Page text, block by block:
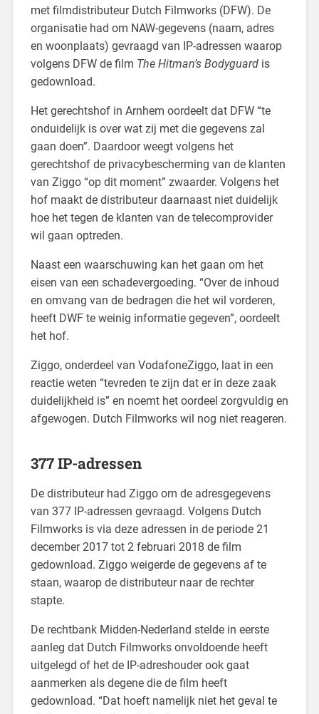
met filmdistributeur Dutch Filmworks (DFW). De
organisatie had om NAW-gegevens (naam, adres
en woonplaats) gevraagd van IP-adressen waarop
volgens DFW de film The Hitman’s Bodyguard is
gedownload.
Het gerechtshof in Arnhem oordeelt dat DFW “te
onduidelijk is over wat zij met die gegevens zal
gaan doen”. Daardoor weegt volgens het
gerechtshof de privacybescherming van de klanten
van Ziggo “op dit moment” zwaarder. Volgens het
hof maakt de distributeur daarnaast niet duidelijk
hoe het tegen de klanten van de telecomprovider
wil gaan optreden.
Naast een waarschuwing kan het gaan om het
eisen van een schadevergoeding. “Over de inhoud
en omvang van de bedragen die het wil vorderen,
heeft DWF te weinig informatie gegeven”, oordeelt
het hof.
Ziggo, onderdeel van VodafoneZiggo, laat in een
reactie weten “tevreden te zijn dat er in deze zaak
duidelijkheid is” en noemt het oordeel zorgvuldig en
afgewogen. Dutch Filmworks wil nog niet reageren.
377 IP-adressen
De distributeur had Ziggo om de adresgegevens
van 377 IP-adressen gevraagd. Volgens Dutch
Filmworks is via deze adressen in de periode 21
december 2017 tot 2 februari 2018 de film
gedownload. Ziggo weigerde de gegevens af te
staan, waarop de distributeur naar de rechter
stapte.
De rechtbank Midden-Nederland stelde in eerste
aanleg dat Dutch Filmworks onvoldoende heeft
uitgelegd of het de IP-adreshouder ook gaat
aanmerken als degene die de film heeft
gedownload. “Dat hoeft namelijk niet het geval te